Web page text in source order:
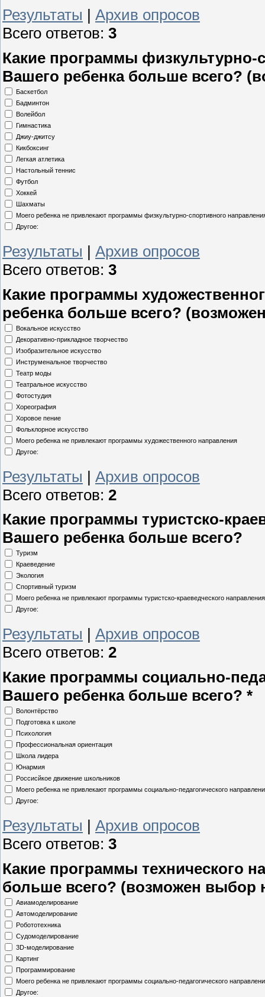
Результаты | Архив опросов
Всего ответов: 3
Какие программы физкультурно-
Вашего ребенка больше всего?
Баскетбол
Бадминтон
Волейбол
Гимнастика
Джиу-джитсу
Кикбоксинг
Легкая атлетика
Настольный теннис
Футбол
Хоккей
Шахматы
Моего ребенка не привлекают программы физкультурно-спортивного
Другое:
Результаты | Архив опросов
Всего ответов: 3
Какие программы
ребенка больше всего?
Вокальное искусство
Декоративно-прикладное творчество
Изобразительное искусство
Инструменальное творчество
Театр моды
Театральное искусство
Фотостудия
Хореография
Хоровое пение
Фольклорное искусство
Моего ребенка не привлекают программы художественного направления
Другое:
Результаты | Архив опросов
Всего ответов: 2
Какие программы туристско-
Вашего ребенка больше всего?
Туризм
Краеведение
Экология
Спортивный туризм
Моего ребенка не привлекают программы туристско-краеведческого направления
Другое:
Результаты | Архив опросов
Всего ответов: 2
Какие программы социально-
Вашего ребенка больше всего? *
Волонтёрство
Подготовка к школе
Психология
Профессиональная ориентация
Школа лидера
Юнармия
Россисйкое движение школьников
Моего ребенка не привлекают программы социально-педагогического
Другое:
Результаты | Архив опросов
Всего ответов: 3
Какие программы технического
больше всего? (возможен выбор
Авиамоделирование
Автомоделирование
Робототехника
Судомоделирование
3D-моделирование
Картинг
Программирование
Моего ребенка не привлекают программы социально-педагогического
Другое: